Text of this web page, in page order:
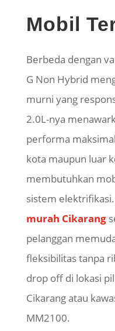
Mobil
Berbeda dengan
G Non Hybrid
murni yang
2.0L-nya
performa
kota maupun luar
membutuhkan
sistem
murah Cikarang
pelanggan
fleksibilitas tanpa
drop off di lokasi
Cikarang atau
MM2100.